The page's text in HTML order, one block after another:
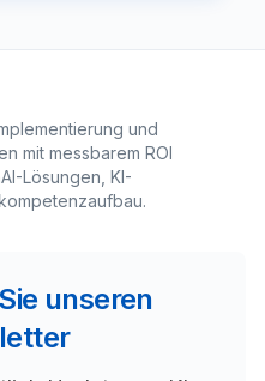
und
mit messbarem ROI
Lösungen, KI-
unseren